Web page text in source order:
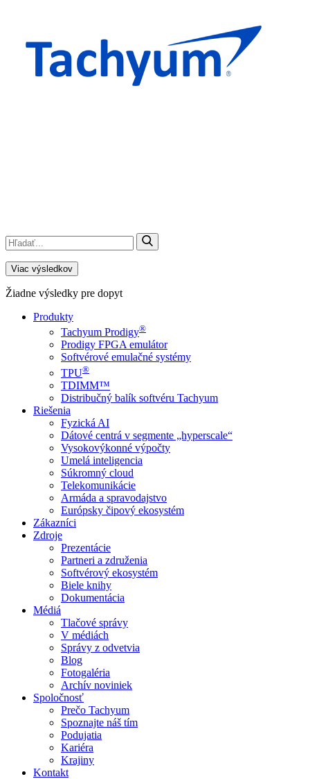
Viac výsledkov
Žiadne výsledky pre dopyt
Produkty
Tachyum Prodigy®
Prodigy FPGA emulátor
Softvérové emulačné systémy
TPU®
TDIMM™
Distribučný balík softvéru Tachyum
Riešenia
Fyzická AI
Dátové centrá v segmente „hyperscale“
Vysokovýkonné výpočty
Umelá inteligencia
Súkromný cloud
Telekomunikácie
Armáda a spravodajstvo
Európsky čipový ekosystém
Zákazníci
Zdroje
Prezentácie
Partneri a združenia
Softvérový ekosystém
Biele knihy
Dokumentácia
Médiá
Tlačové správy
V médiách
Správy z odvetvia
Blog
Fotogaléria
Archív noviniek
Spoločnosť
Prečo Tachyum
Spoznajte náš tím
Podujatia
Kariéra
Krajiny
Kontakt